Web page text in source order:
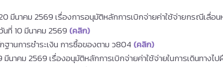
าคม 2569 เรื่องการอนุมัติหลักการเบิกจ่ายค่าใช้จ่ายกรณีเลื่อน
ที่ 10 มีนาคม 2569 (คลิก)
ฐานการชำระเงิน การซื้อของตาม ว804 (คลิก)
คม 2569 เรื่องอนุมัติหลักการเบิกจ่ายค่าใช้จ่ายในการเดินทางไป